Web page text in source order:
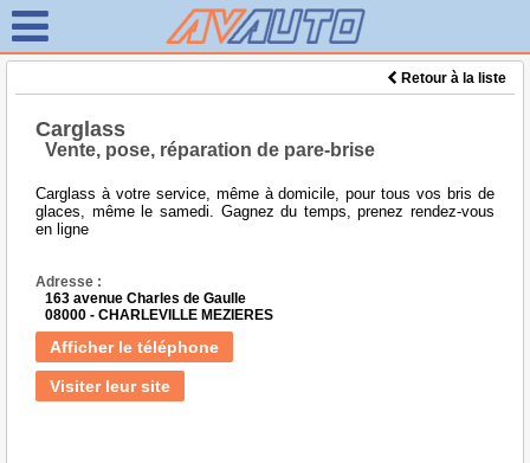
Retour à la liste
Carglass
Vente, pose, réparation de pare-brise
Carglass à votre service, même à domicile, pour tous vos bris de
glaces, même le samedi. Gagnez du temps, prenez rendez-vous
en ligne
Adresse :
163 avenue Charles de Gaulle
08000 - CHARLEVILLE MEZIERES
Afficher le téléphone
Visiter leur site